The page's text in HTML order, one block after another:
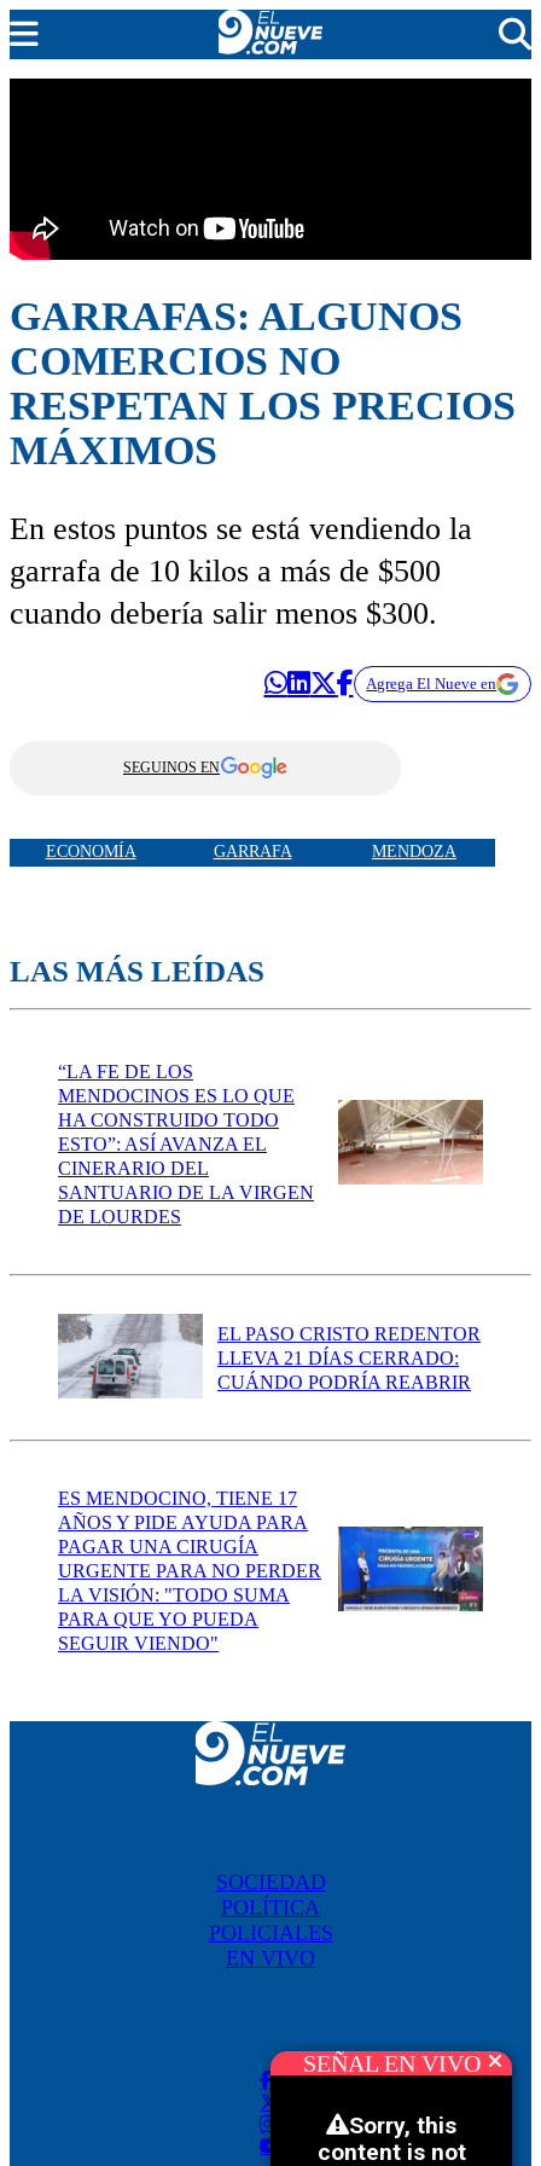
POLICIALES
EN VIVO
SEÑAL EN VIVO
GARRAFAS: ALGUNOS
COMERCIOS NO
RESPETAN LOS PRECIOS
MÁXIMOS
En estos puntos se está vendiendo la
garrafa de 10 kilos a más de $500
cuando debería salir menos $300.
Agrega El Nueve en
SEGUINOS EN
ECONOMÍA GARRAFA MENDOZA
LAS MÁS LEÍDAS
“LA FE DE LOS
MENDOCINOS ES LO QUE
HA CONSTRUIDO TODO
ESTO”: ASÍ AVANZA EL
CINERARIO DEL
SANTUARIO DE LA VIRGEN
DE LOURDES
EL PASO CRISTO REDENTOR
LLEVA 21 DÍAS CERRADO:
CUÁNDO PODRÍA REABRIR
ES MENDOCINO, TIENE 17
AÑOS Y PIDE AYUDA PARA
PAGAR UNA CIRUGÍA
URGENTE PARA NO PERDER
LA VISIÓN: "TODO SUMA
PARA QUE YO PUEDA
SEGUIR VIENDO"
SOCIEDAD
POLÍTICA
POLICIALES
EN VIVO